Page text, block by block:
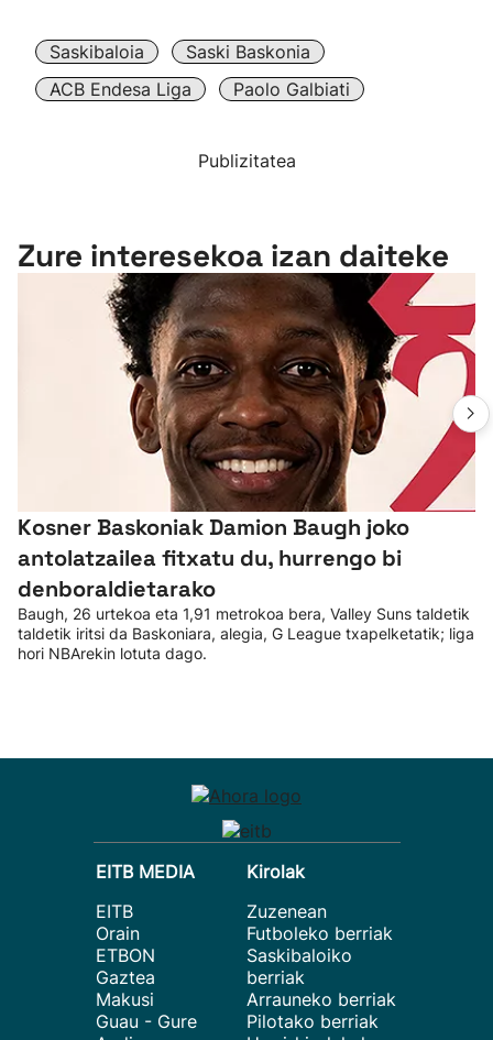
Saskibaloia
Saski Baskonia
ACB Endesa Liga
Paolo Galbiati
Publizitatea
Zure interesekoa izan daiteke
Kosner Baskoniak Damion Baugh joko
antolatzailea fitxatu du, hurrengo bi
denboraldietarako
Baugh, 26 urtekoa eta 1,91 metrokoa bera, Valley Suns taldetik
taldetik iritsi da Baskoniara, alegia, G League txapelketatik; liga
hori NBArekin lotuta dago.
EITB MEDIA
EITB
Orain
ETBON
Gaztea
Makusi
Guau - Gure
Kirolak
Zuzenean
Futboleko berriak
Saskibaloiko
berriak
Arrauneko berriak
Pilotako berriak